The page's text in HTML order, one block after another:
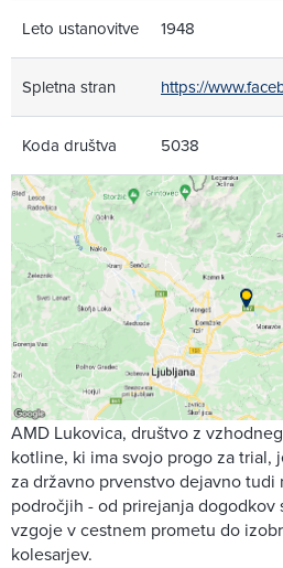
Leto ustanovitve 1948
Spletna stran https://
Koda društva 5038
AMD Lukovica, društvo z
kotline, ki ima svojo progo za trial,
za državno prvenstvo dejavno tudi
področjih - od prirejanja
vzgoje v cestnem prometu do
kolesarjev.